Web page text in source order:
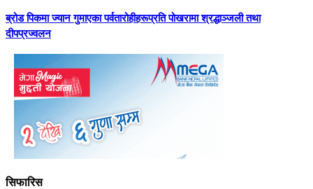
ब्रोड पिकमा ज्यान गुमाएका पर्वतारोहीहरूप्रति पोखरामा श्रद्धाञ्जली तथा
दीपप्रज्वलन
सिफारिस